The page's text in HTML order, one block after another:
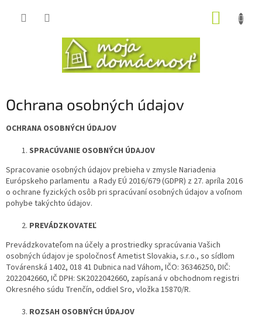
Ochrana osobných údajov
OCHRANA OSOBNÝCH ÚDAJOV
SPRACÚVANIE OSOBNÝCH ÚDAJOV
Spracovanie osobných údajov prebieha v zmysle Nariadenia
Európskeho parlamentu a Rady EÚ 2016/679 (GDPR) z 27. apríla 2016
o ochrane fyzických osôb pri spracúvaní osobných údajov a voľnom
pohybe takýchto údajov.
PREVÁDZKOVATEĽ
Prevádzkovateľom na účely a prostriedky spracúvania Vašich
osobných údajov je spoločnosť Ametist Slovakia, s.r.o., so sídlom
Továrenská 1402, 018 41 Dubnica nad Váhom, IČO: 36346250, DIČ:
2022042660, IČ DPH: SK2022042660, zapísaná v obchodnom registri
Okresného súdu Trenčín, oddiel Sro, vložka 15870/R.
ROZSAH OSOBNÝCH ÚDAJOV